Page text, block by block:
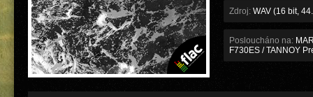
Zdroj: WAV (16 bit,
Posloucháno na:
F730ES / TANNOY